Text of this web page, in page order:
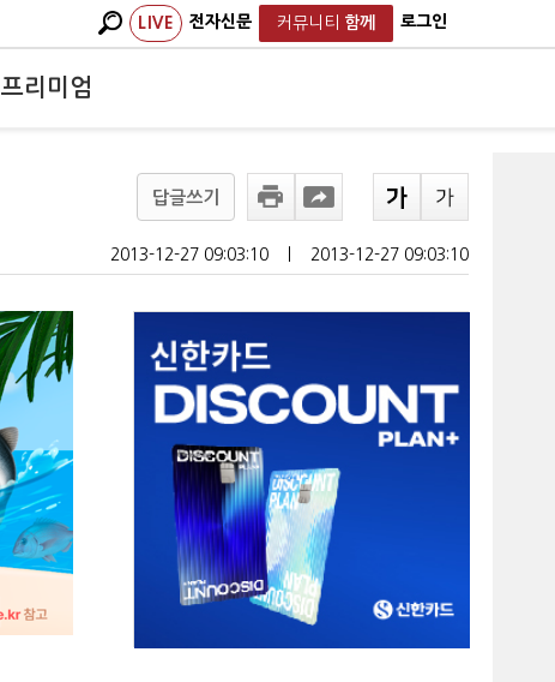
LIVE 전자신문 커뮤니티 함께 로그인
프리미엄
답글쓰기
2013-12-27 09:03:10 2013-12-27 09:03:10